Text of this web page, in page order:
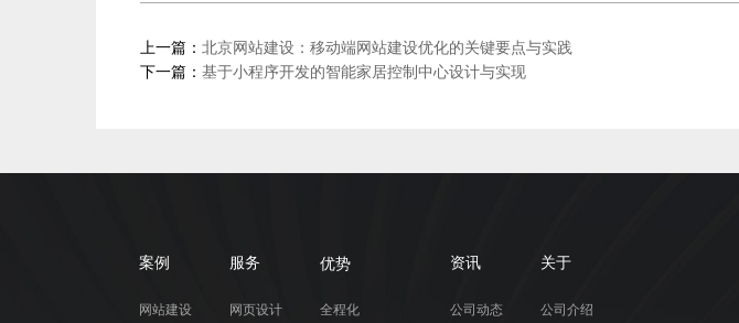
上一篇： 北京网站建设：移动端网站建设优化的关键要点与实践
下一篇： 基于小程序开发的智能家居控制中心设计与实现
案例
网站建设
服务
网页设计
优势
全程化
资讯
公司动态
关于
公司介绍